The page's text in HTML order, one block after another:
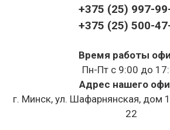
+375 (25) 997-
+375 (25) 500-
Время работы
Пн-Пт с 9:00 до
Адрес нашего
г. Минск, ул. Шафарнянская, дом
22